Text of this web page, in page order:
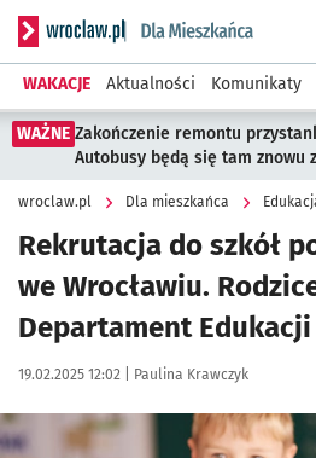
Serwis informacyjny wroclaw.pl
WAKACJE Aktualności Komunikaty
WAŻNE Zakończenie remontu
Autobusy będą się tam znowu
wroclaw.pl Dla mieszkańca
Rekrutacja do szkół
we Wrocławiu.
Departament
Data publikacji:
19.02.2025 12:02 | Autor:
Paulina Krawczyk
Kliknij, aby powiększyć